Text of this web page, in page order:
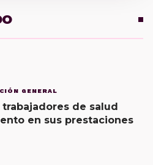
GENERAL
trabajadores de salud
en sus prestaciones